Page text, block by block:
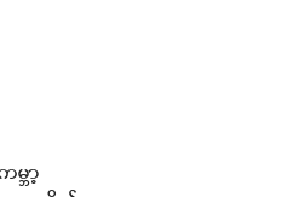
ဘာ့